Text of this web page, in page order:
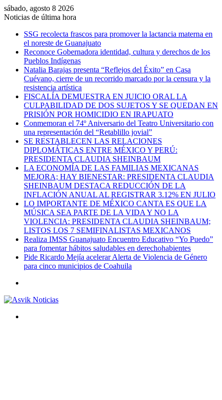
sábado, agosto 8 2026
Noticias de última hora
SSG recolecta frascos para promover la lactancia materna en
el noreste de Guanajuato
Reconoce Gobernadora identidad, cultura y derechos de los
Pueblos Indígenas
Natalia Barajas presenta “Reflejos del Éxito” en Casa
Cuévano, cierre de un recorrido marcado por la censura y la
resistencia artística
FISCALÍA DEMUESTRA EN JUICIO ORAL LA
CULPABILIDAD DE DOS SUJETOS Y SE QUEDAN EN
PRISIÓN POR HOMICIDIO EN IRAPUATO
Conmemoran el 74º Aniversario del Teatro Universitario con
una representación del “Retablillo jovial”
SE RESTABLECEN LAS RELACIONES
DIPLOMÁTICAS ENTRE MÉXICO Y PERÚ:
PRESIDENTA CLAUDIA SHEINBAUM
LA ECONOMÍA DE LAS FAMILIAS MEXICANAS
MEJORA; HAY BIENESTAR: PRESIDENTA CLAUDIA
SHEINBAUM DESTACA REDUCCIÓN DE LA
INFLACIÓN ANUAL AL REGISTRAR 3.12% EN JULIO
LO IMPORTANTE DE MÉXICO CANTA ES QUE LA
MÚSICA SEA PARTE DE LA VIDA Y NO LA
VIOLENCIA: PRESIDENTA CLAUDIA SHEINBAUM;
LISTOS LOS 7 SEMIFINALISTAS MEXICANOS
Realiza IMSS Guanajuato Encuentro Educativo “Yo Puedo”
para fomentar hábitos saludables en derechohabientes
Pide Ricardo Mejía acelerar Alerta de Violencia de Género
para cinco municipios de Coahuila